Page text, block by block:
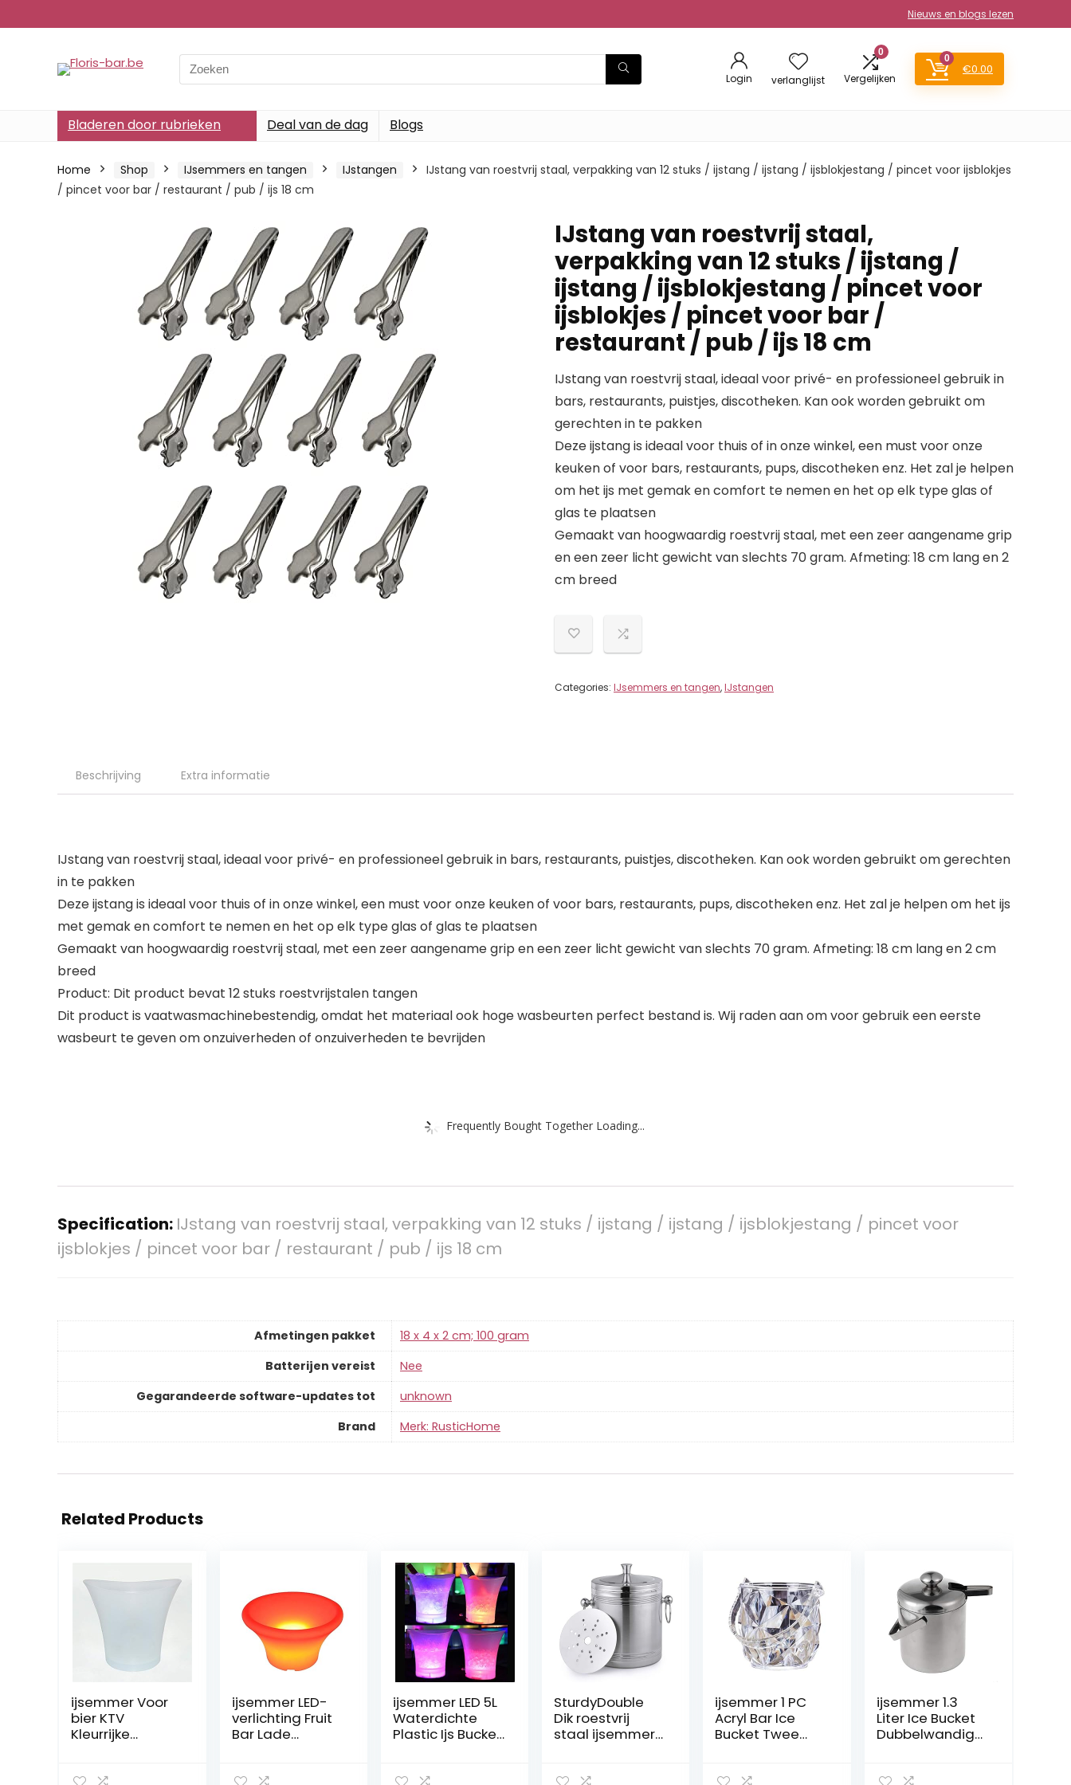
Nieuws en blogs lezen
Search
for:
Login verlanglijst
0
Vergelijken
0
€0.00
Bladeren door rubrieken Deal van de dag Blogs
Home Shop IJsemmers en tangen IJstangen
IJstang van roestvrij staal, verpakking van 12 stuks / ijstang / ijstang / ijsblokjestang / pincet voor ijsblokjes
/ pincet voor bar / restaurant / pub / ijs 18 cm
IJstang van roestvrij staal,
verpakking van 12 stuks / ijstang /
ijstang / ijsblokjestang / pincet voor
ijsblokjes / pincet voor bar /
restaurant / pub / ijs 18 cm
IJstang van roestvrij staal, ideaal voor privé- en professioneel gebruik in
bars, restaurants, puistjes, discotheken. Kan ook worden gebruikt om
gerechten in te pakken
Deze ijstang is ideaal voor thuis of in onze winkel, een must voor onze
keuken of voor bars, restaurants, pups, discotheken enz. Het zal je helpen
om het ijs met gemak en comfort te nemen en het op elk type glas of
glas te plaatsen
Gemaakt van hoogwaardig roestvrij staal, met een zeer aangename grip
en een zeer licht gewicht van slechts 70 gram. Afmeting: 18 cm lang en 2
cm breed
Categories: IJsemmers en tangen,IJstangen
Beschrijving Extra informatie
IJstang van roestvrij staal, ideaal voor privé- en professioneel gebruik in bars, restaurants, puistjes, discotheken. Kan ook worden gebruikt om gerechten
in te pakken
Deze ijstang is ideaal voor thuis of in onze winkel, een must voor onze keuken of voor bars, restaurants, pups, discotheken enz. Het zal je helpen om het ijs
met gemak en comfort te nemen en het op elk type glas of glas te plaatsen
Gemaakt van hoogwaardig roestvrij staal, met een zeer aangename grip en een zeer licht gewicht van slechts 70 gram. Afmeting: 18 cm lang en 2 cm
breed
Product: Dit product bevat 12 stuks roestvrijstalen tangen
Dit product is vaatwasmachinebestendig, omdat het materiaal ook hoge wasbeurten perfect bestand is. Wij raden aan om voor gebruik een eerste
wasbeurt te geven om onzuiverheden of onzuiverheden te bevrijden
Frequently Bought Together Loading...
Specification: IJstang van roestvrij staal, verpakking van 12 stuks / ijstang / ijstang / ijsblokjestang / pincet voor
ijsblokjes / pincet voor bar / restaurant / pub / ijs 18 cm
Afmetingen pakket
‎18 x 4 x 2 cm; 100 gram
Batterijen vereist
‎Nee
Gegarandeerde software-updates tot
‎unknown
Brand
Merk: RusticHome
Related Products
ijsemmer Voor
bier KTV
Kleurrijke
ijsemmer LED-
verlichting Fruit
Bar Lade
ijsemmer LED 5L
Waterdichte
Plastic Ijs Bucket
SturdyDouble
Dik roestvrij
staal ijsemmer
ijsemmer 1 PC
Acryl Bar Ice
Bucket Twee
ijsemmer 1.3
Liter Ice Bucket
Dubbelwandige